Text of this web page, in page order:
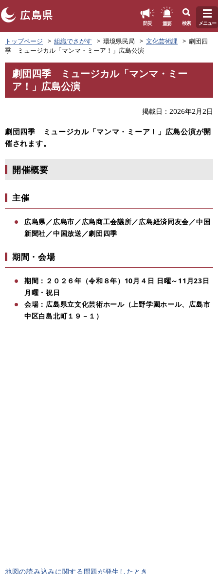
ペ
ー
ジ
の
で
防災 重要 検索 メニュー
トップページ 組織でさがす 環境県民局 文化芸術課
劇団四
季 ミュージカル「マンマ・ミーア！」広島公演
劇団四季 ミュージカル「マンマ・ミー
ア！」広島公演
掲載日 2026年2月2日
劇団四季 ミュージカル「マンマ・ミーア！」広島公演が開
催されます。
開催概要
主催
広島県／広島市／広島商工会議所／広島経済同友会／中国
新聞社／中国放送／劇団四季
期間・会場
期間：２０２６年（令和８年）10月４日 日曜～11月23日
月曜・祝日
会場：広島県立文化芸術ホール（上野学園ホール、広島市
中区白島北町１９－１）
地図の読み込みに関する問題が発生したとき